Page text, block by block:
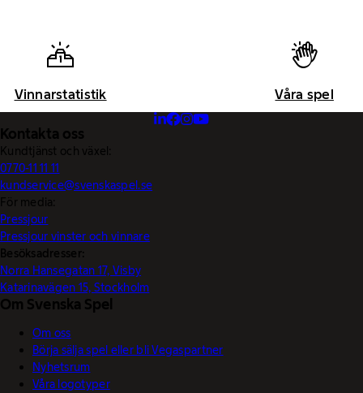
Vinnarstatistik Våra spel
Kontakta oss
Kundtjänst och växel:
0770-11 11 11
kundservice@svenskaspel.se
För media:
Pressjour
Pressjour vinster och vinnare
Besöksadresser:
Norra Hansegatan 17, Visby
Katarinavägen 15, Stockholm
Om Svenska Spel
Om oss
Börja sälja spel eller bli Vegaspartner
Nyhetsrum
Våra logotyper